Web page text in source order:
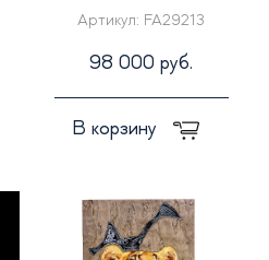
Артикул: FA29213
98 000 руб.
В корзину